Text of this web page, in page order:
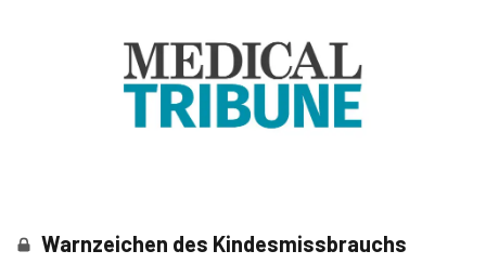
Warnzeichen des Kindesmissbrauchs